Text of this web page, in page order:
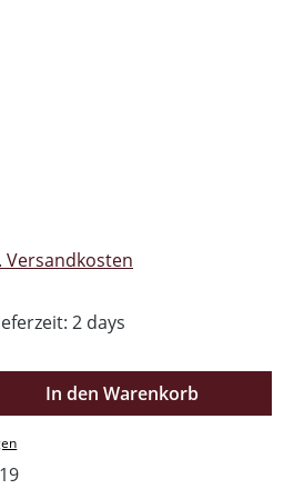
Versandkosten
2 days
Gib den gewünschten
In den Warenkorb